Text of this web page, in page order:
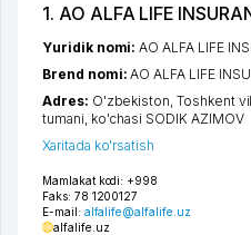
1. АО ALFA LIFE
Mamlakat kodi: +998
Faks: 78 1200127
E-mail: alfalife@alfalife.uz
alfalife.uz
Yuridik nomi:АО ALFA LIFE
Brend nomi:АО ALFA LIFE
Adres: O'zbekiston,Toshkent
tumani ko'chasi SODIK AZIMOV
Xaritada ko'rsatish